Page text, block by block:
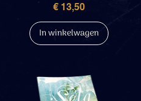
Prijs
€ 13,50
In winkelwagen